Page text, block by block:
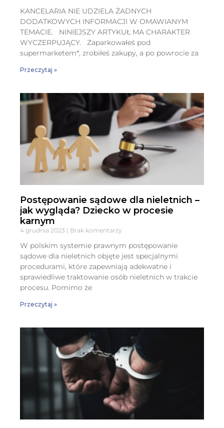
KANCELARIA NIE UDZIELA ŻADNYCH
DODATKOWYCH INFORMACJI W OMAWIANYM
TEMACIE. NINIEJSZY ARTYKUŁ MA CHARAKTER
WYCZERPUJĄCY. Zaparkowałeś pod
supermarketem*, zrobiłeś zakupy, a po powrocie za
Przeczytaj »
Postępowanie sądowe dla nieletnich –
jak wygląda? Dziecko w procesie
karnym
4 grudnia 2023 Brak komentarzy
W polskim systemie prawnym postępowanie
sądowe dla nieletnich objęte jest specjalnymi
procedurami, które zapewniają adekwatne i
sprawiedliwe traktowanie osób nieletnich w trakcie
procesu. Pomimo że
Przeczytaj »